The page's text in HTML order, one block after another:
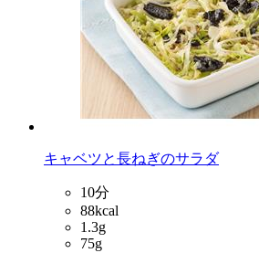
キャベツと長ねぎのサラダ
10分
88kcal
1.3g
75g